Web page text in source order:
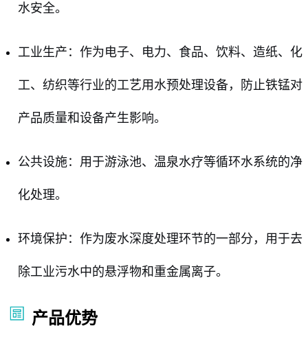
水安全。
工业生产：作为电子、电力、食品、饮料、造纸、化
工、纺织等行业的工艺用水预处理设备，防止铁锰对
产品质量和设备产生影响。
公共设施：用于游泳池、温泉水疗等循环水系统的净
化处理。
环境保护：作为废水深度处理环节的一部分，用于去
除工业污水中的悬浮物和重金属离子。
产品优势